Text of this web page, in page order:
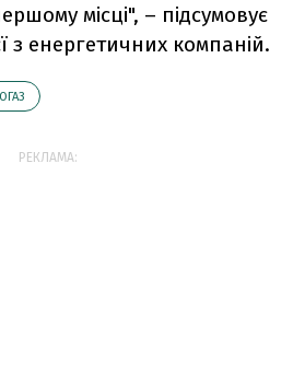
місці", – підсумовує
з енергетичних компаній.
РЕКЛАМА: